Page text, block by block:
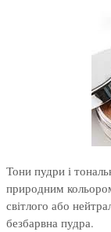
Тони пудри і
природним
світлого або
безбарвна пудра.